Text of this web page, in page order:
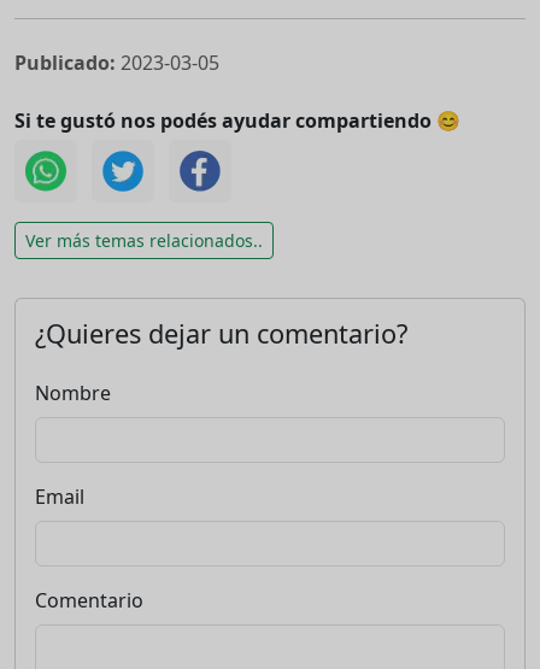
Publicado: 2023-03-05
Si te gustó nos podés ayudar compartiendo 😊
Ver más temas relacionados..
¿Quieres dejar un comentario?
Nombre
Email
Comentario